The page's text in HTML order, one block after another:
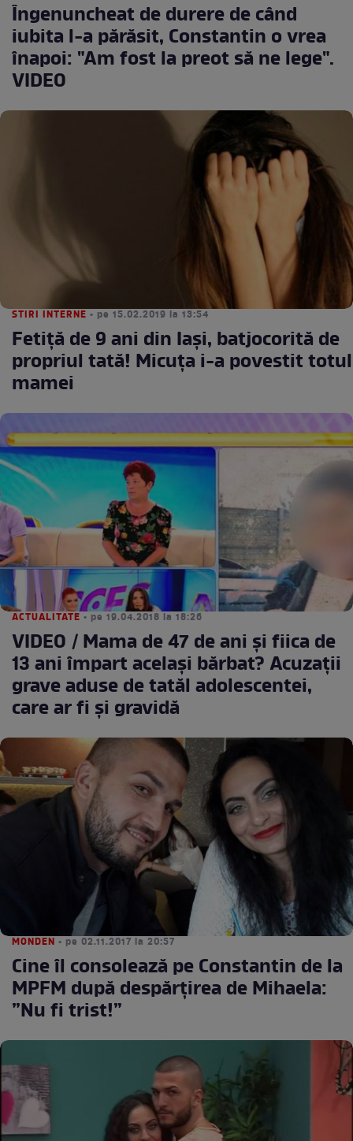
Îngenuncheat de durere de când
iubita l-a părăsit, Constantin o vrea
înapoi: "Am fost la preot să ne lege".
VIDEO
STIRI INTERNE • pe 15.02.2019 la 13:54
Fetiţă de 9 ani din Iaşi, batjocorită de
propriul tată! Micuţa i-a povestit totul
mamei
ACTUALITATE • pe 19.04.2018 la 18:26
VIDEO / Mama de 47 de ani şi fiica de
13 ani împart acelaşi bărbat? Acuzaţii
grave aduse de tatăl adolescentei,
care ar fi şi gravidă
MONDEN • pe 02.11.2017 la 20:57
Cine îl consolează pe Constantin de la
MPFM după despărțirea de Mihaela:
”Nu fi trist!”